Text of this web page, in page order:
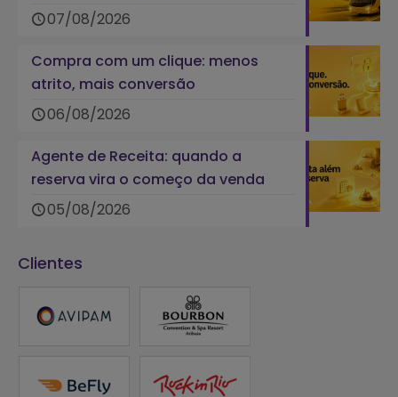
07/08/2026
Compra com um clique: menos
atrito, mais conversão
06/08/2026
Agente de Receita: quando a
reserva vira o começo da venda
05/08/2026
Clientes